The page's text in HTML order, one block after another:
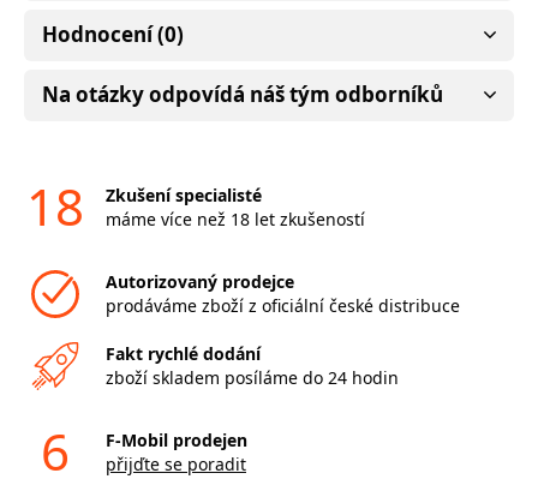
Hodnocení (0)
Na otázky odpovídá náš tým odborníků
18
Zkušení specialisté
máme více než 18 let zkušeností
Autorizovaný prodejce
prodáváme zboží z oficiální české distribuce
Fakt rychlé dodání
zboží skladem posíláme do 24 hodin
6
F-Mobil prodejen
přijďte se poradit